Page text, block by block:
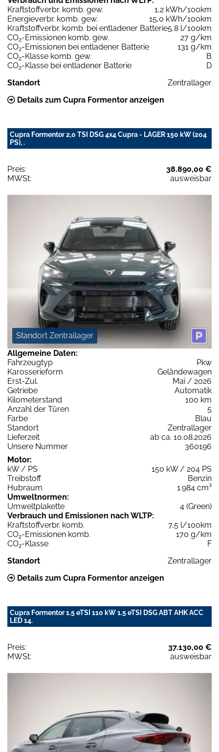
Kraftstoffverbr. komb. gew.
1,2 kWh/100km
Energieverbr. komb. gew.
15,0 kWh/100km
Kraftstoffverbr. komb. bei entladener Batterie5,8 l/100km
CO2-Emissionen komb. gew.
27 g/km
CO2-Emissionen bei entladener Batterie
131 g/km
CO2-Klasse komb. gew.
B
CO2-Klasse bei entladener Batterie
D
Standort
Zentrallager
Details zum Cupra Formentor anzeigen
Cupra Formentor 2,0 TSI DSG 4x4 Cupra - LAGER 150 kW (204
PS), .
Preis:
38.890,00 €
MWSt:
ausweisbar
Standort Zentrallager
Allgemeine Daten:
Fahrzeugtyp
Pkw
Karosserieform
Geländewagen
Erst-Zul.
Mai / 2026
Getriebe
Automatik
Kilometerstand
100 km
Anzahl der Türen
5
Farbe
Blau
Standort
Zentrallager
Lieferzeit
ab ca. 10.08.2026
Unsere Nummer
360196
Motor:
kW / PS
150 kW / 204 PS
Treibstoff
Benzin
Hubraum
1.984 cm³
Umweltnormen:
Umweltplakette
4 (Green)
Verbrauch und Emissionen nach WLTP:
Kraftstoffverbr. komb.
7,5 l/100km
CO2-Emissionen komb.
170 g/km
CO2-Klasse
F
Standort
Zentrallager
Details zum Cupra Formentor anzeigen
Cupra Formentor 1.5 eTSI 110 kW 1.5 eTSI DSG ABT AHK ACC
LED 14.
Preis:
37.130,00 €
MWSt:
ausweisbar